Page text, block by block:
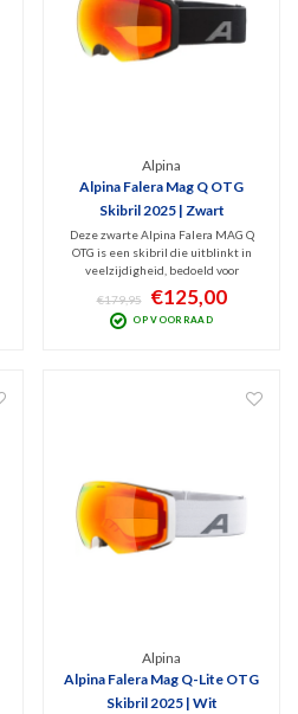
Alpina
Alpina Falera Mag Q OTG
Skibril 2025 | Zwart
Deze zwarte Alpina Falera MAG Q
OTG is een skibril die uitblinkt in
veelzijdigheid, bedoeld voor
wintersporters die zich graag
voorbereiden op wisselende
weersomstandigheden. V.v. handig,
€179,95 €125,00
OP VOORRAAD
Alpina
Alpina Falera Mag Q-Lite OTG
Skibril 2025 | Wit